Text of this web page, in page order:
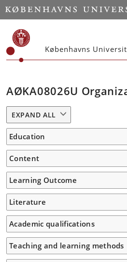
Københavns
AØKA08026U
EXPAND ALL
Education
Content
Learning Outcome
Literature
Academic qualifications
Teaching and learning methods